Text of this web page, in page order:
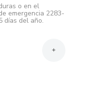
o en el
emergencia 2283-
días del año.
+